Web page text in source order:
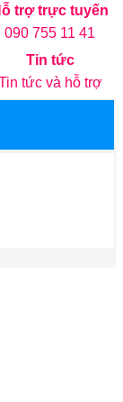
trợ trực tuyến
090 755 11 41
Tin tức
tức và hỗ trợ